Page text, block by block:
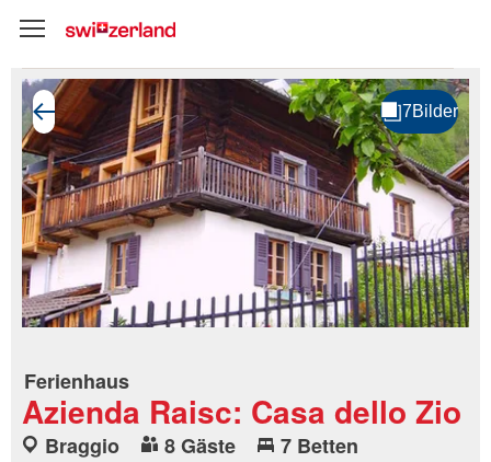
Ferienhaus
Azienda Raisc: Casa dello Zio
Braggio 8 Gäste
7 Betten